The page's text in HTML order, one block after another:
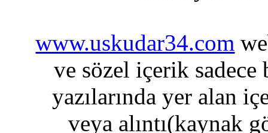
www.uskudar34.com
ve sözel içerik sadece
yazılarında yer alan
veya alıntı(kaynak